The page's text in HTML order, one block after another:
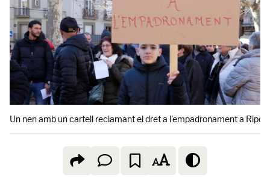
Un nen amb un cartell reclamant el dret a l'empadronament a Ripoll